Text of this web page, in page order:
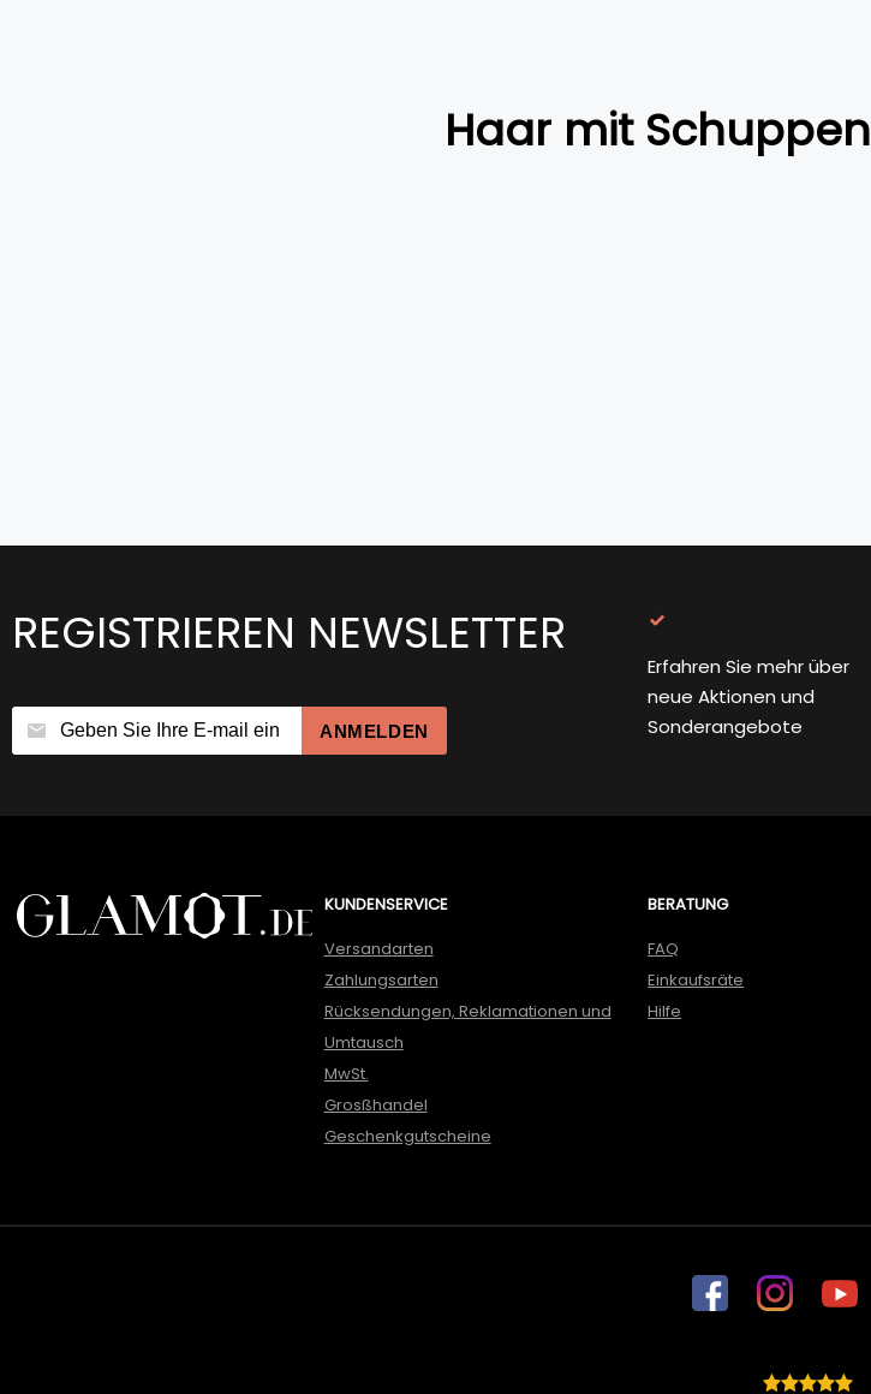
Haar mit Schuppen
REGISTRIEREN NEWSLETTER
ANMELDEN
Erfahren Sie mehr über
neue Aktionen und
Sonderangebote
KUNDENSERVICE
Versandarten
Zahlungsarten
Rücksendungen, Reklamationen und
Umtausch
MwSt.
Grosßhandel
Geschenkgutscheine
BERATUNG
FAQ
Einkaufsräte
Hilfe